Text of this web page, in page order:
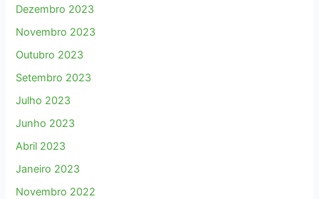
Dezembro 2023
Novembro 2023
Outubro 2023
Setembro 2023
Julho 2023
Junho 2023
Abril 2023
Janeiro 2023
Novembro 2022